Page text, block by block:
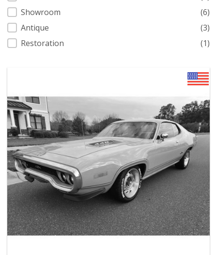
Showroom
(6)
Antique
(3)
Restoration
(1)